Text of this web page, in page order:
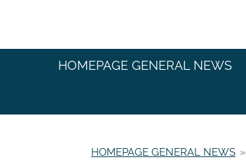
HOMEPAGE GENERAL NEWS
HOMEPAGE GENERAL NEWS »